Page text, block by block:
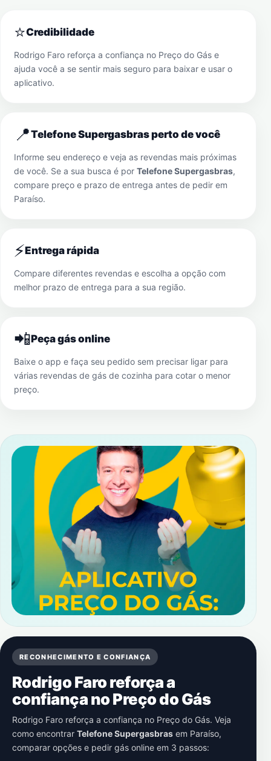
⭐Credibilidade
Rodrigo Faro reforça a confiança no Preço do Gás e
ajuda você a se sentir mais seguro para baixar e usar o
aplicativo.
📍Telefone Supergasbras perto de você
Informe seu endereço e veja as revendas mais próximas
de você. Se a sua busca é por Telefone Supergasbras,
compare preço e prazo de entrega antes de pedir em
Paraíso.
⚡Entrega rápida
Compare diferentes revendas e escolha a opção com
melhor prazo de entrega para a sua região.
📲Peça gás online
Baixe o app e faça seu pedido sem precisar ligar para
várias revendas de gás de cozinha para cotar o menor
preço.
RECONHECIMENTO E CONFIANÇA
Rodrigo Faro reforça a
confiança no Preço do Gás
Rodrigo Faro reforça a confiança no Preço do Gás. Veja
como encontrar Telefone Supergasbras em Paraíso,
comparar opções e pedir gás online em 3 passos: